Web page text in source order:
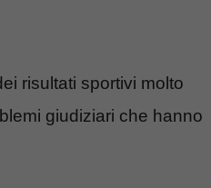
risultati sportivi molto
giudiziari che hanno